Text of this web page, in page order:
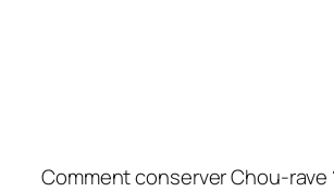
Comment conserver Chou-rave